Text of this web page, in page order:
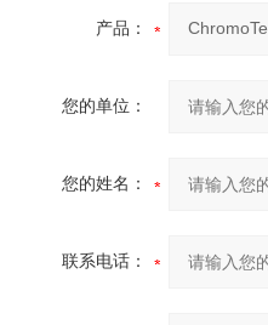
产品：
您的单位：
您的姓名：
联系电话：